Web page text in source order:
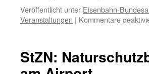
Veröffentlicht unter Eisenbahn-
Veranstaltungen | Kommentare
StZN: